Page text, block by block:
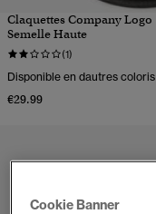
Claquettes Company Logo
Semelle Haute
(1)
Disponible en dautres coloris
€29.99
Cookie Banner